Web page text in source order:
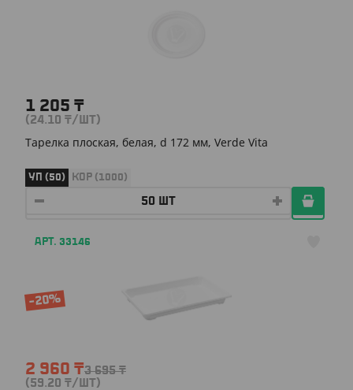
1 205 ₸
(24.10 ₸/ШТ)
Тарелка плоская, белая, d 172 мм, Verde Vita
УП (50) КОР (1000)
АРТ. 33146
-20%
2 960 ₸3 695₸
(59.20 ₸/ШТ)